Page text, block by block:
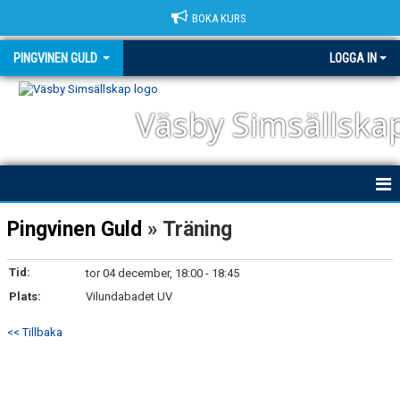
BOKA KURS
PINGVINEN GULD LOGGA IN
Väsby
PINGVIN GULD
ALLMÄNNA VILLKOR OCH AVGIFTER
SCHEMA
BOKNING
Pingvinen Guld » Träning
Tid:
tor 04 december, 18:00 - 18:45
Plats:
Vilundabadet UV
<< Tillbaka